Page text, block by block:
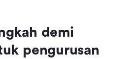
demi
pengurusan